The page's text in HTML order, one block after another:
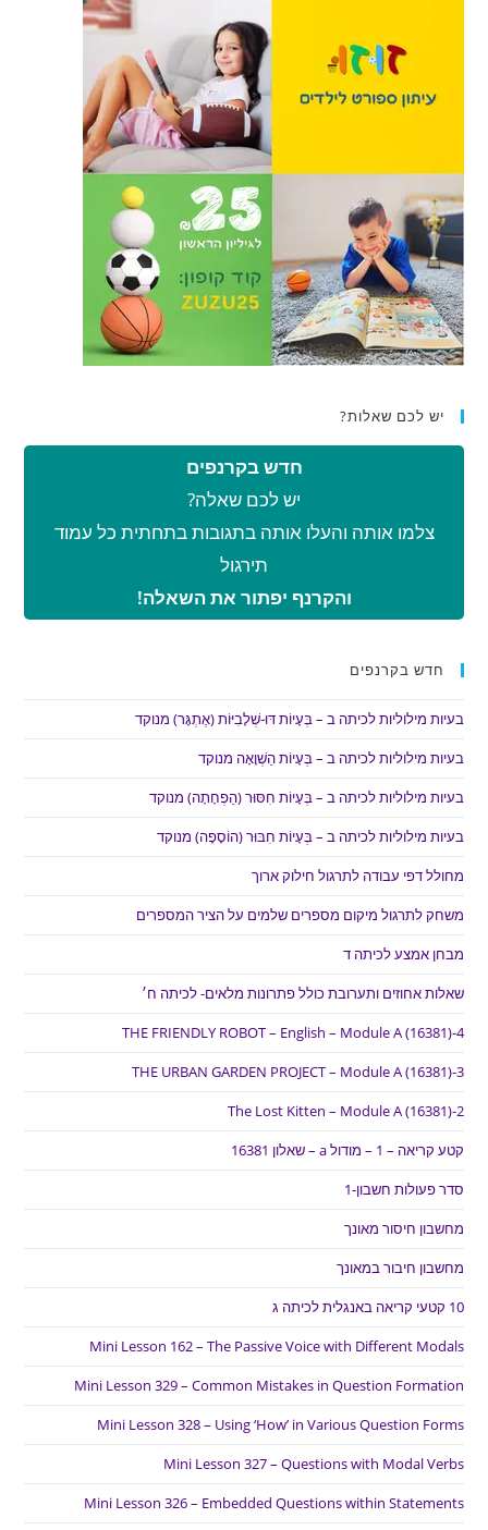
יש לכם שאלות?
חדש בקרנפים
יש לכם שאלה?
צלמו אותה והעלו אותה בתגובות בתחתית כל עמוד
תירגול
והקרנף יפתור את השאלה!
חדש בקרנפים
בעיות מילוליות לכיתה ב – בְּעָיוֹת דּוּ-שְׁלָבִיּוֹת (אֶתְגָּר) מנוקד
בעיות מילוליות לכיתה ב – בְּעָיוֹת הַשְׁוָאָה מנוקד
בעיות מילוליות לכיתה ב – בְּעָיוֹת חִסּוּר (הַפְחָתָה) מנוקד
בעיות מילוליות לכיתה ב – בְּעָיוֹת חִבּוּר (הוֹסָפָה) מנוקד
מחולל דפי עבודה לתרגול חילוק ארוך
משחק לתרגול מיקום מספרים שלמים על הציר המספרים
מבחן אמצע לכיתה ד
שאלות אחוזים ותערובת כולל פתרונות מלאים- לכיתה ח׳
THE FRIENDLY ROBOT – English – Module A (16381)-4
THE URBAN GARDEN PROJECT – Module A (16381)-3
The Lost Kitten – Module A (16381)-2
קטע קריאה – 1 – מודול a – שאלון 16381
סדר פעולות חשבון-1
מחשבון חיסור מאונך
מחשבון חיבור במאונך
10 קטעי קריאה באנגלית לכיתה ג
Mini Lesson 162 – The Passive Voice with Different Modals
Mini Lesson 329 – Common Mistakes in Question Formation
Mini Lesson 328 – Using ‘How’ in Various Question Forms
Mini Lesson 327 – Questions with Modal Verbs
Mini Lesson 326 – Embedded Questions within Statements